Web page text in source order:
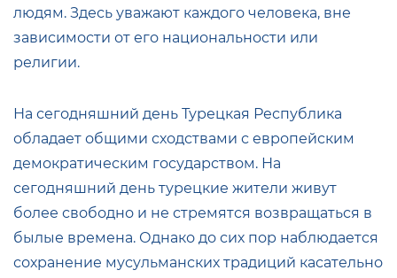
людям. Здесь уважают каждого человека, вне
зависимости от его национальности или
религии.
На сегодняшний день Турецкая Республика
обладает общими сходствами с европейским
демократическим государством. На
сегодняшний день турецкие жители живут
более свободно и не стремятся возвращаться в
былые времена. Однако до сих пор наблюдается
сохранение мусульманских традиций касательно